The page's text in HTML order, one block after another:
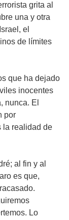
grita al
una y otra
el
de límites
que ha dejado
inocentes
nunca. El
por
la realidad de
al fin y al
es que,
Lo